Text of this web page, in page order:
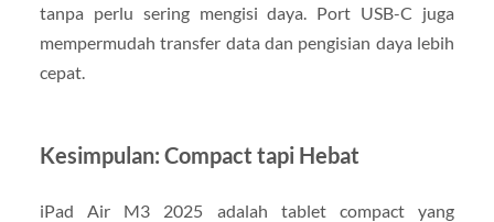
tanpa perlu sering mengisi daya. Port USB-C juga
mempermudah transfer data dan pengisian daya lebih
cepat.
Kesimpulan: Compact tapi Hebat
iPad Air M3 2025 adalah tablet compact yang